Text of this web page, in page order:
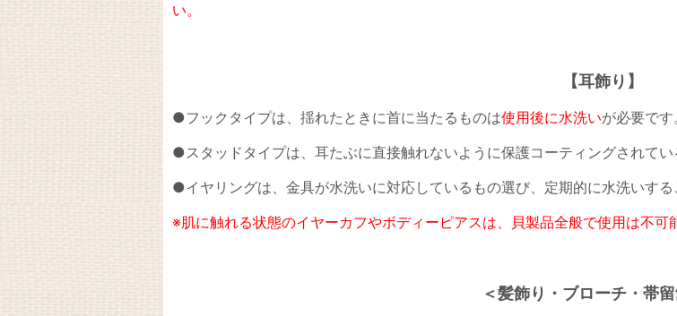
い。
【耳飾り】
●フックタイプは、揺れたときに首に当たるものは使用後に水洗いが必要で
●スタッドタイプは、耳たぶに直接触れないように保護コーティングされてい
●イヤリングは、金具が水洗いに対応しているもの選び、定期的に水洗いする
※肌に触れる状態のイヤーカフやボディーピアスは、貝製品全般で使用は不可
＜髪飾り・ブローチ・帯